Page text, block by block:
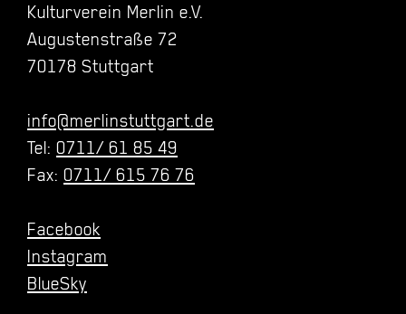
Kulturverein Merlin e.V.
Augustenstraße 72
70178 Stuttgart
info@merlinstuttgart.de
Tel: 0711/ 61 85 49
Fax: 0711/ 615 76 76
Facebook
Instagram
BlueSky